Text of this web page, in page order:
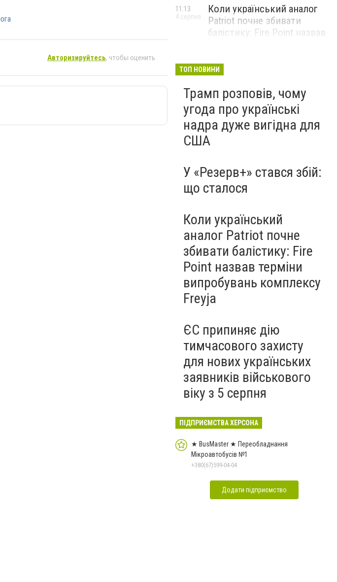
Авторизируйтесь, чтобы оценить
Коли український аналог
Patriot почне збивати
балістику: Fire Point назвав
11:13
4 серпня
тривалого стресу: які
симптоми не варто
списувати на втому
НОВИНИ КОМПАНІЙ
4 серпня
ТОП НОВИНИ
Трамп розповів, чому
угода про українські
надра дуже вигідна для
США
У «Резерв+» стався збій:
що сталося
Коли український
аналог Patriot почне
збивати балістику: Fire
Point назвав терміни
випробувань комплексу
Freyja
ЄС припиняє дію
тимчасового захисту
для нових українських
заявників військового
віку з 5 серпня
ПІДПРИЄМСТВА ХЕРСОНА
★ BusMaster ★ Переобладнання
Мікроавтобусів №1
+380(67)599-04-04
Додати підприємство